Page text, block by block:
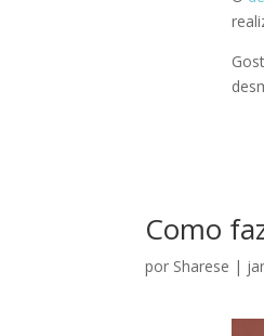
Como
por Sharese |